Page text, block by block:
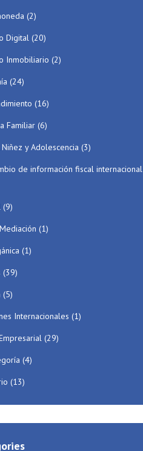
(2)
Digital (20)
Inmobiliario (2)
(24)
(16)
Familiar (6)
Niñez y Adolescencia (3)
de información fiscal internacional
(9)
(1)
(1)
(39)
(5)
Internacionales (1)
(29)
(4)
(13)